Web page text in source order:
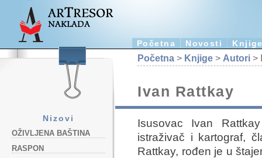
Početna Novosti
Nizovi
OŽIVLJENA BAŠTINA
RASPON
Početna > Knjige > Autori >
Ivan Rattkay
Isusovac Ivan
istraživač i kartograf,
Rattkay, rođen je u